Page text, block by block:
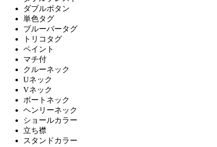
ダブルボタン
単色タグ
ブルーバータグ
トリコタグ
ペイント
マチ付
クルーネック
Uネック
Vネック
ボートネック
ヘンリーネック
ショールカラー
立ち襟
スタンドカラー